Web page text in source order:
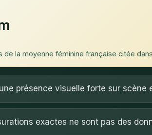
la moyenne féminine française citée dans
présence visuelle forte sur scène
exactes ne sont pas des